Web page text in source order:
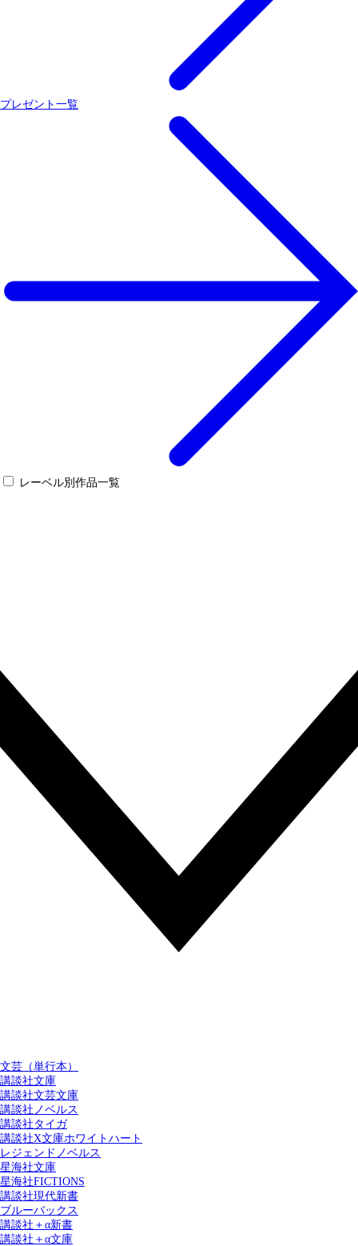
プレゼント一覧
レーベル別作品一覧
文芸（単行本）
講談社文庫
講談社文芸文庫
講談社ノベルス
講談社タイガ
講談社X文庫ホワイトハート
レジェンドノベルス
星海社文庫
星海社FICTIONS
講談社現代新書
ブルーバックス
講談社＋α新書
講談社＋α文庫